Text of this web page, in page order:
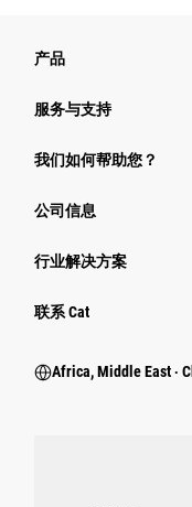
产品
服务与支持
我们如何帮助您？
公司信息
行业解决方案
行业
联系 Cat
Africa, Middle East ‧